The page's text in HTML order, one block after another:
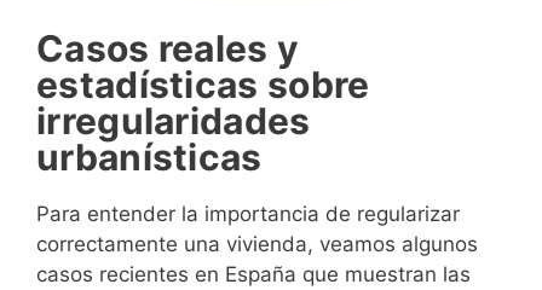
Casos reales y
estadísticas sobre
irregularidades
urbanísticas
Para entender la importancia de regularizar
correctamente una vivienda, veamos algunos
casos recientes en España que muestran las